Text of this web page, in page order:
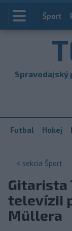
Index
Šport
Spravodajský
Futbal Hokej
< sekcia Šport
Gitarista
televízii
Müllera